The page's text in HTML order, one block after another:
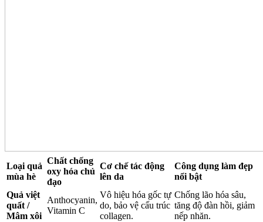
Loại quả
mùa hè
Chất chống
oxy hóa chủ
đạo
Cơ chế tác động
lên da
Công dụng làm đẹp
nổi bật
Quả việt
quất /
Mâm xôi
Anthocyanin,
Vitamin C
Vô hiệu hóa gốc tự
do, bảo vệ cấu trúc
collagen.
Chống lão hóa sâu,
tăng độ đàn hồi, giảm
nếp nhăn.